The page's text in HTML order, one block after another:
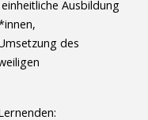
Ausbildung
des